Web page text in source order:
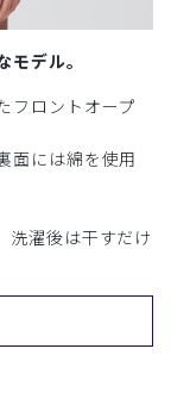
デル。
フロントオープ
面には綿を使用
洗濯後は干すだけ